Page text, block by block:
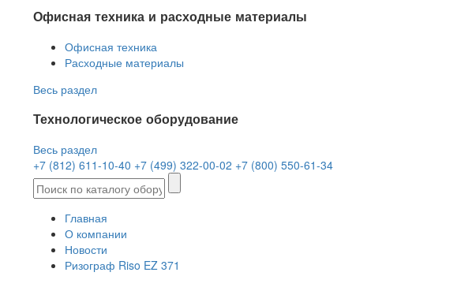
Офисная техника и расходные материалы
Офисная техника
Расходные материалы
Весь раздел
Технологическое оборудование
Весь раздел
+7 (812) 611-10-40 +7 (499) 322-00-02 +7 (800) 550-61-34
Главная
О компании
Новости
Ризограф Riso EZ 371